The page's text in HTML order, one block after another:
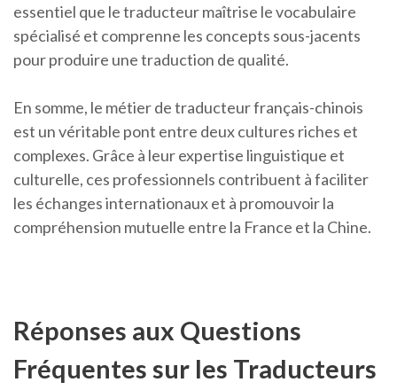
essentiel que le traducteur maîtrise le vocabulaire
spécialisé et comprenne les concepts sous-jacents
pour produire une traduction de qualité.
En somme, le métier de traducteur français-chinois
est un véritable pont entre deux cultures riches et
complexes. Grâce à leur expertise linguistique et
culturelle, ces professionnels contribuent à faciliter
les échanges internationaux et à promouvoir la
compréhension mutuelle entre la France et la Chine.
Réponses aux Questions
Fréquentes sur les Traducteurs